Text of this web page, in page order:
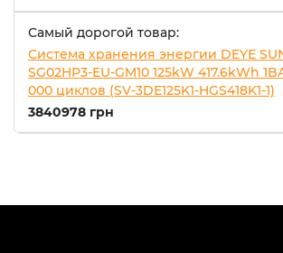
Самый дорогой товар:
Система хранения энергии DEYE
SG02HP3-EU-GM10 125kW 417.6kWh
000 циклов (SV-3DE125K1-HGS418K1-1)
3840978 грн